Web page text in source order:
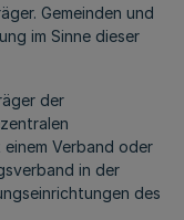
Gemeinden und
im Sinne dieser
der
Verband oder
in der
des